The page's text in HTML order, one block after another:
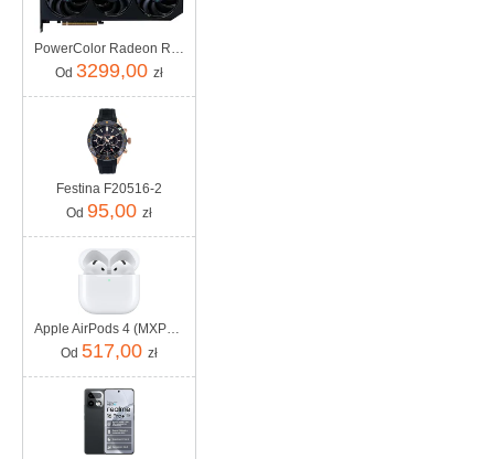
PowerColor Radeon RX 9070 XT Hellhound 16GB GDDR6 (GRATIPPWC115)
Od 3299,00 zł
Festina F20516-2
Od 95,00 zł
Apple AirPods 4 (MXP63ZM/A)
Od 517,00 zł